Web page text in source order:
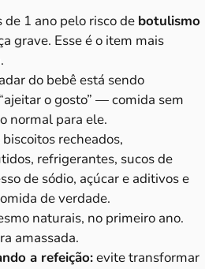
1 ano pelo risco de botulismo
grave. Esse é o item mais
do bebê está sendo
o gosto” — comida sem
normal para ele.
biscoitos recheados,
refrigerantes, sucos de
de sódio, açúcar e aditivos e
de verdade.
naturais, no primeiro ano.
amassada.
a refeição:evite transformar